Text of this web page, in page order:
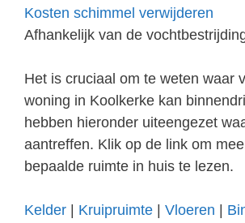
Kosten schimmel verwijderen
Afhankelijk van de
Het is cruciaal om te weten waar
woning in Koolkerke kan
hebben hieronder uiteengezet
aantreffen. Klik op de link om
bepaalde ruimte in huis te lezen.
Kelder Kruipruimte Vloeren